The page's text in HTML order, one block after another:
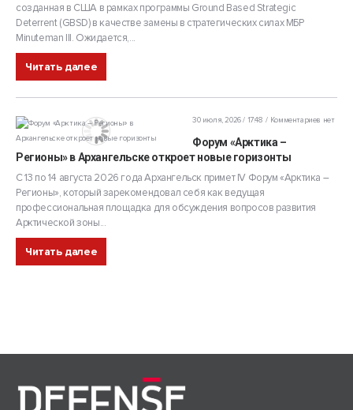
созданная в США в рамках программы Ground Based Strategic
Deterrent (GBSD) в качестве замены в стратегических силах МБР
Minuteman III. Ожидается,...
Читать далее
30 июля, 2026 / 17:48 Комментариев нет
Форум «Арктика –
Регионы» в Архангельске откроет новые горизонты
С 13 по 14 августа 2026 года Архангельск примет IV Форум «Арктика –
Регионы», который зарекомендовал себя как ведущая
профессиональная площадка для обсуждения вопросов развития
Арктической зоны...
Читать далее